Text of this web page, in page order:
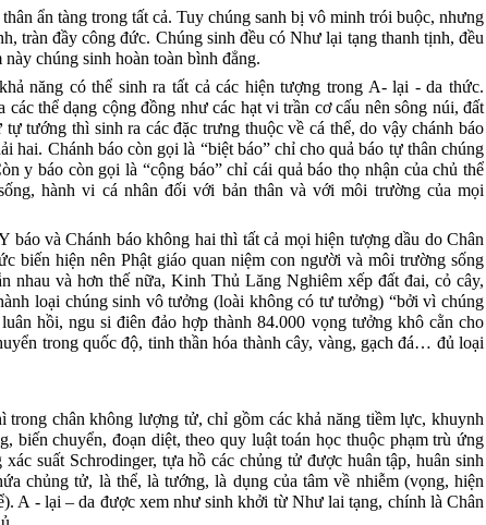
ẩn tàng trong tất cả. Tuy chúng sanh bị vô minh trói buộc, nhưng
tràn đầy công đức. Chúng sinh đều có Như lại tạng thanh tịnh, đều
chúng sinh hoàn toàn bình đẳng.
năng có thể sinh ra tất cả các hiện tượng trong A- lại - da thức.
thể dạng cộng đồng như các hạt vi trần cơ cấu nên sông núi, đất
tướng thì sinh ra các đặc trưng thuộc về cá thể, do vậy chánh báo
hai. Chánh báo còn gọi là “biệt báo” chỉ cho quả báo tự thân chúng
y báo còn gọi là “cộng báo” chỉ cái quả báo thọ nhận của chủ thể
hành vi cá nhân đối với bản thân và với môi trường của mọi
báo và Chánh báo không hai thì tất cả mọi hiện tượng dầu do Chân
biến hiện nên Phật giáo quan niệm con người và môi trường sống
nhau và hơn thế nữa, Kinh Thủ Lăng Nghiêm xếp đất đai, cỏ cây,
loại chúng sinh vô tưởng (loài không có tư tưởng) “bởi vì chúng
hồi, ngu si điên đảo hợp thành 84.000 vọng tưởng khô cằn cho
trong quốc độ, tinh thần hóa thành cây, vàng, gạch đá… đủ loại
trong chân không lượng tử, chỉ gồm các khả năng tiềm lực, khuynh
biến chuyển, đoạn diệt, theo quy luật toán học thuộc phạm trù ứng
suất Schrodinger, tựa hồ các chủng tử được huân tập, huân sinh
chủng tử, là thể, là tướng, là dụng của tâm về nhiễm (vọng, hiện
A - lại – da được xem như sinh khởi từ Như lai tạng, chính là Chân